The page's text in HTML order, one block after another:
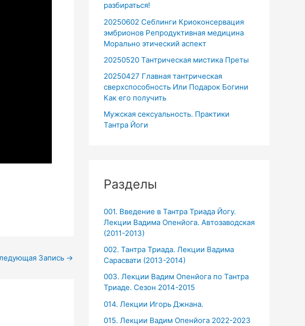
Запись →
разбираться!
20250602 Себлинги Криоконсервация
эмбрионов Репродуктивная медицина
Морально этический аспект
20250520 Тантрическая мистика Преты
20250427 Главная тантрическая
сверхспособность Или Подарок Богини
Как его получить
Мужская сексуальность. Практики
Тантра Йоги
Разделы
001. Введение в Тантра Триада Йогу.
Лекции Вадима Опенйога. Автозаводская
(2011-2013)
002. Тантра Триада. Лекции Вадима
Сарасвати (2013-2014)
003. Лекции Вадим Опенйога по Тантра
Триаде. Сезон 2014-2015
014. Лекции Игорь Джнана.
015. Лекции Вадим Опенйога 2022-2023